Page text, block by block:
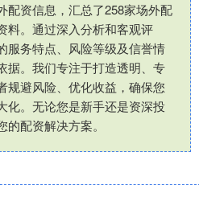
配资信息，汇总了258家场外配
料。通过深入分析和客观评
服务特点、风险等级及信誉情
据。我们专注于打造透明、专
规避风险、优化收益，确保您
化。无论您是新手还是资深投
配资解决方案。